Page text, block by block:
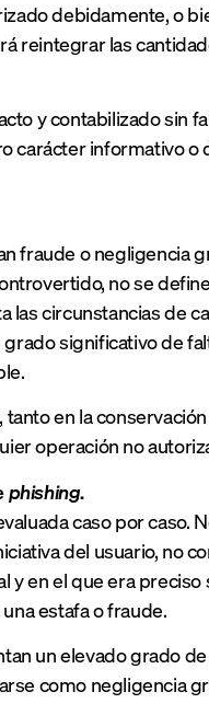
debidamente, o
reintegrar las
y contabilizado sin
carácter informativo o
fraude o negligencia
no se
circunstancias de
significativo de
en la
operación no
phishing.
caso por caso.
del usuario, no
en el que era preciso
estafa o fraude.
un elevado grado
como negligencia